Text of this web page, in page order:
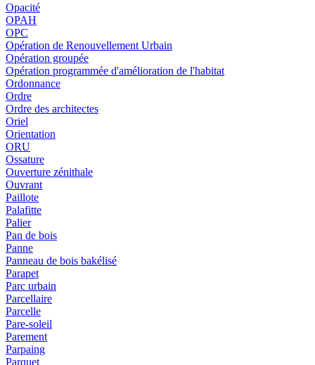
Opacité
OPAH
OPC
Opération de Renouvellement Urbain
Opération groupée
Opération programmée d'amélioration de l'habitat
Ordonnance
Ordre
Ordre des architectes
Oriel
Orientation
ORU
Ossature
Ouverture zénithale
Ouvrant
Paillote
Palafitte
Palier
Pan de bois
Panne
Panneau de bois bakélisé
Parapet
Parc urbain
Parcellaire
Parcelle
Pare-soleil
Parement
Parpaing
Parquet